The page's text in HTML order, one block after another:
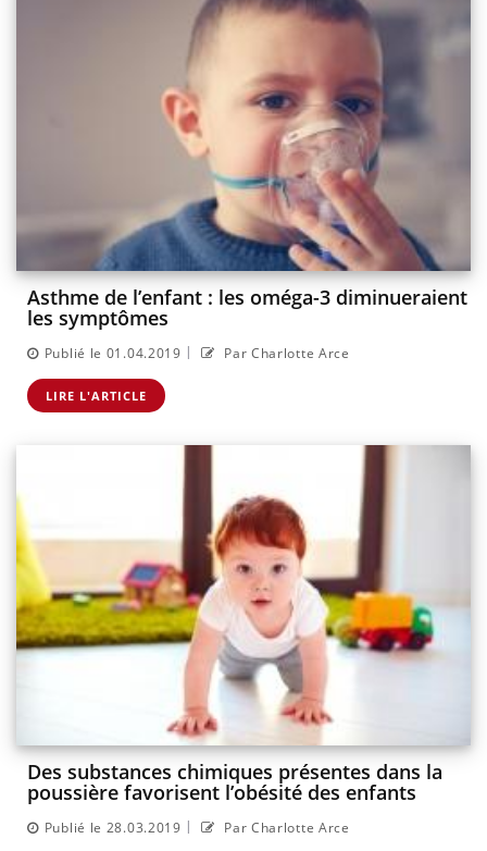
Asthme de l’enfant : les oméga-3 diminueraient
les symptômes
Publié le 01.04.2019 | Par Charlotte Arce
LIRE L'ARTICLE
Des substances chimiques présentes dans la
poussière favorisent l’obésité des enfants
Publié le 28.03.2019 | Par Charlotte Arce